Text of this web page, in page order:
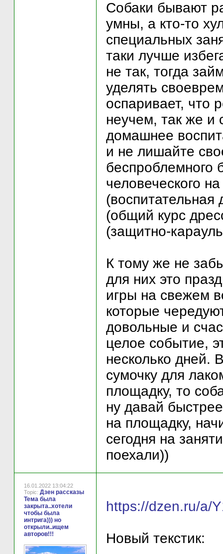
Собаки бывают
умны, а кто-то
специальных
таки лучше
не так, тогда
уделять
оспаривает, что
неучем, так же и
домашнее
и не лишайте
беспроблемного
человеческого
(общий курс
(защитно-
К тому же не
для них это
игры на свежем
которые
довольные и
целое событие,
несколько дней.
сумочку для
площадку, то
ну давай
на площадку,
сегодня на
поехали))
16.01.2022 13:04:22
Topic: Дзен рассказы
Тема была
закрыта..хотели
чтобы была
интрига))) но
открыли..ищем
авторов!!!
https://dzen.ru/a/
Новый текстик: